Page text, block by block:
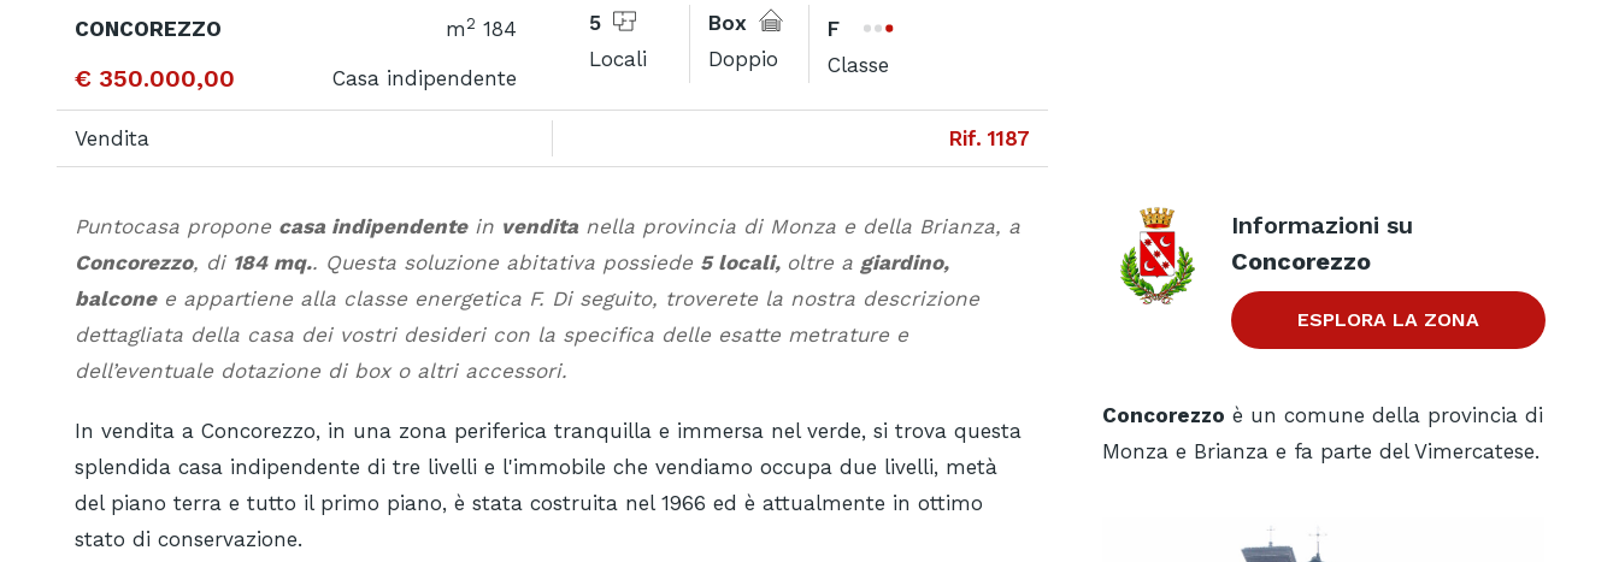
CONCOREZZO m2 184
€ 350.000,00 Casa indipendente
5
Locali
Box
Doppio
F
Classe
Vendita Rif. 1187
Puntocasa propone casa indipendentein vendita nella provincia di Monza e della Brianza, a
Concorezzo, di 184 mq.. Questa soluzione abitativa possiede 5 locali, oltre a giardino,
balconee appartiene alla classe energetica F. Di seguito, troverete la nostra descrizione
dettagliata della casa dei vostri desideri con la specifica delle esatte metrature e
dell’eventuale dotazione di box o altri accessori.
In vendita a Concorezzo, in una zona periferica tranquilla e immersa nel verde, si trova questa
splendida casa indipendente di tre livelli e l'immobile che vendiamo occupa due livelli, metà
del piano terra e tutto il primo piano, è stata costruita nel 1966 ed è attualmente in ottimo
stato di conservazione.
Informazioni su
Concorezzo
ESPLORA LA ZONA
Concorezzo è un comune della provincia di
Monza e Brianza e fa parte del Vimercatese.